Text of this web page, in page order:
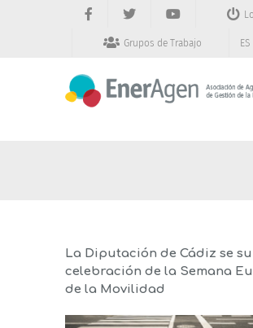
Grupos de Trabajo ES
La Diputación de Cádiz se
celebración de la Semana
de la Movilidad